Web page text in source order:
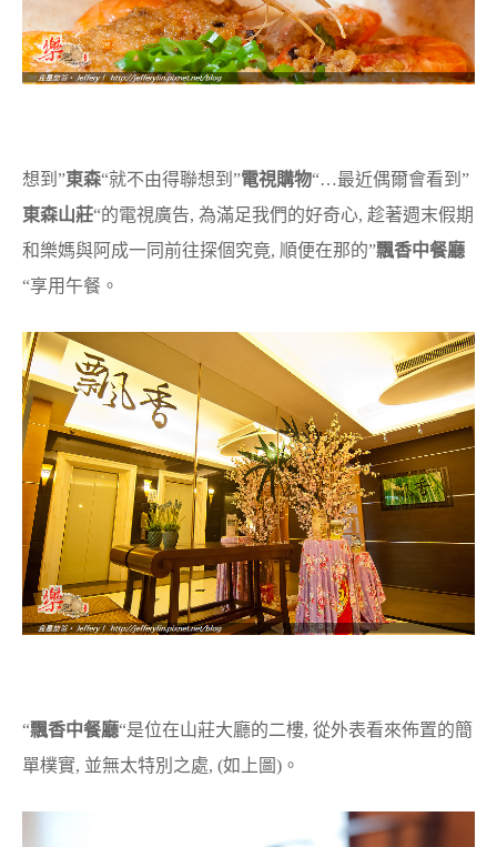
想到”東森“就不由得聯想到”電視購物“…最近偶爾會看到”
東森山莊“的電視廣告, 為滿足我們的好奇心, 趁著週末假期
和樂媽與阿成一同前往探個究竟, 順便在那的”飄香中餐廳
“享用午餐。
“飄香中餐廳“是位在山莊大廳的二樓, 從外表看來佈置的簡
單樸實, 並無太特別之處, (如上圖)。